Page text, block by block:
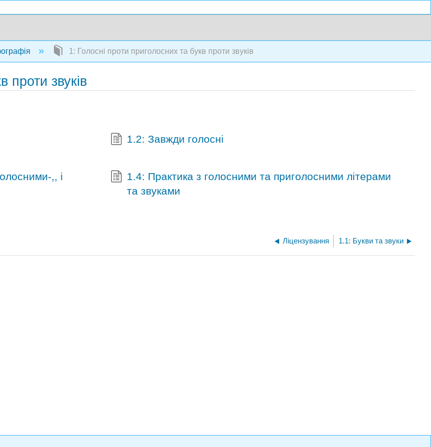
1: Голосні проти приголосних та букв проти звуків
проти звуків
1.2: Завжди голосні
,, і
1.4: Практика з голосними та приголосними літерами
та звуками
Ліцензування 1.1: Букви та звуки